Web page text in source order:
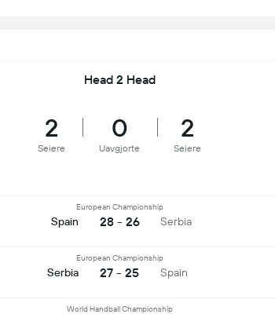
Head 2 Head
2
Seiere
0
Uavgjorte
2
Seiere
Spain
European Championship
28 - 26 Serbia
Serbia
European Championship
27 - 25 Spain
World Handball Championship